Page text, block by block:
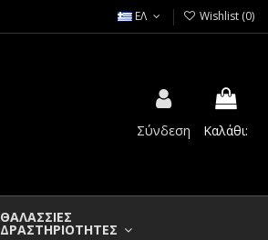
ΕΛ Wishlist (0)
Σύνδεση Καλάθι:
ΘΑΛΑΣΣΙΕΣ
ΔΡΑΣΤΗΡΙΟΤΗΤΕΣ